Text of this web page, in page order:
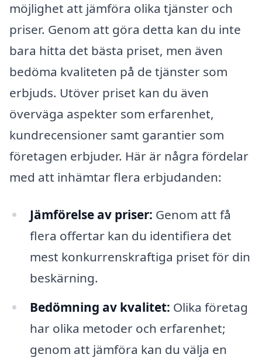
möjlighet att jämföra olika tjänster och
priser. Genom att göra detta kan du inte
bara hitta det bästa priset, men även
bedöma kvaliteten på de tjänster som
erbjuds. Utöver priset kan du även
överväga aspekter som erfarenhet,
kundrecensioner samt garantier som
företagen erbjuder. Här är några fördelar
med att inhämtar flera erbjudanden:
Jämförelse av priser: Genom att få
flera offertar kan du identifiera det
mest konkurrenskraftiga priset för din
beskärning.
Bedömning av kvalitet: Olika företag
har olika metoder och erfarenhet;
genom att jämföra kan du välja en